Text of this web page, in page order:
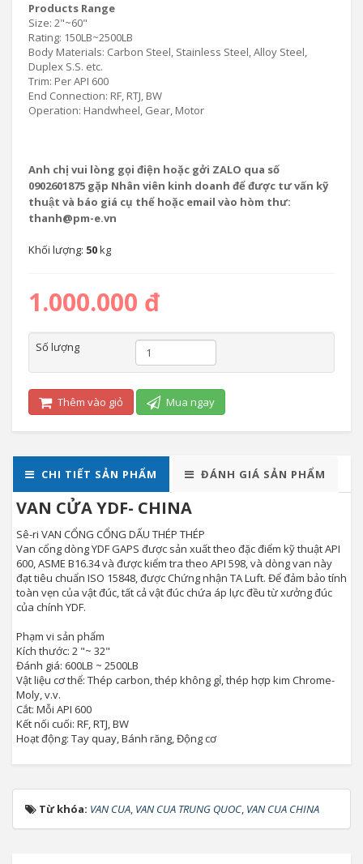
Products Range
Size: 2"~60"
Rating: 150LB~2500LB
Body Materials: Carbon Steel, Stainless Steel, Alloy Steel,
Duplex S.S. etc.
Trim: Per API 600
End Connection: RF, RTJ, BW
Operation: Handwheel, Gear, Motor
Anh chị vui lòng gọi điện hoặc gởi ZALO qua số
0902601875 gặp Nhân viên kinh doanh để được tư vấn kỹ
thuật và báo giá cụ thể hoặc email vào hòm thư:
thanh@pm-e.vn
Khối lượng: 50kg
1.000.000 đ
Số lượng
Thêm vào giỏ Mua ngay
CHI TIẾT SẢN PHẨM ĐÁNH GIÁ SẢN PHẨM
VAN CỬA YDF- CHINA
Sê-ri VAN CỔNG CỔNG DẤU THÉP THÉP
Van cổng dòng YDF GAPS được sản xuất theo đặc điểm kỹ thuật API
600, ASME B16.34 và được kiểm tra theo API 598, và dòng van này
đạt tiêu chuẩn ISO 15848, được Chứng nhận TA Luft. Để đảm bảo tính
toàn vẹn của vật đúc, tất cả vật đúc chứa áp lực đều từ xưởng đúc
của chính YDF.
Phạm vi sản phẩm
Kích thước: 2 "~ 32"
Đánh giá: 600LB ~ 2500LB
Vật liệu cơ thể: Thép carbon, thép không gỉ, thép hợp kim Chrome-
Moly, v.v.
Cắt: Mỗi API 600
Kết nối cuối: RF, RTJ, BW
Hoạt động: Tay quay, Bánh răng, Động cơ
Từ khóa: VAN CUA, VAN CUA TRUNG QUOC, VAN CUA CHINA